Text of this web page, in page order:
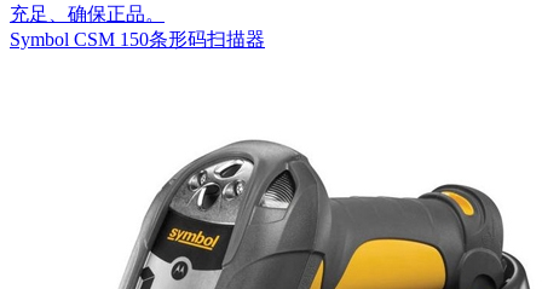
充足、确保正品。
Symbol CSM 150条形码扫描器